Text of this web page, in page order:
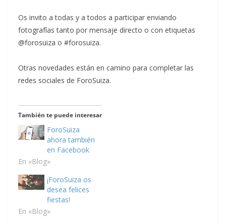
Os invito a todas y a todos a participar enviando
fotografías tanto por mensaje directo o con etiquetas
@forosuiza o #forosuiza.
Otras novedades están en camino para completar las
redes sociales de ForoSuiza.
También te puede interesar
ForoSuiza
ahora también
en Facebook
En «Blog»
¡ForoSuiza os
desea felices
fiestas!
En «Blog»